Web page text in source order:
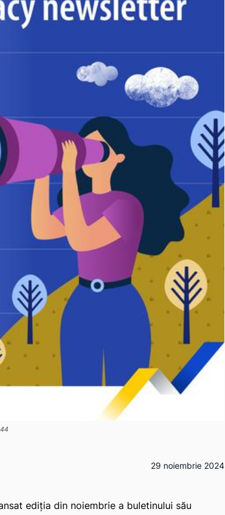
29 noiembrie 2024
ediția din noiembrie a buletinului său